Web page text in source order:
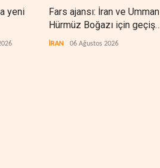
yeni
Fars ajansı: İran ve Umman
Hürmüz Boğazı için geçiş
koridorlarında anlaştı
İRAN 06 Ağustos 2026